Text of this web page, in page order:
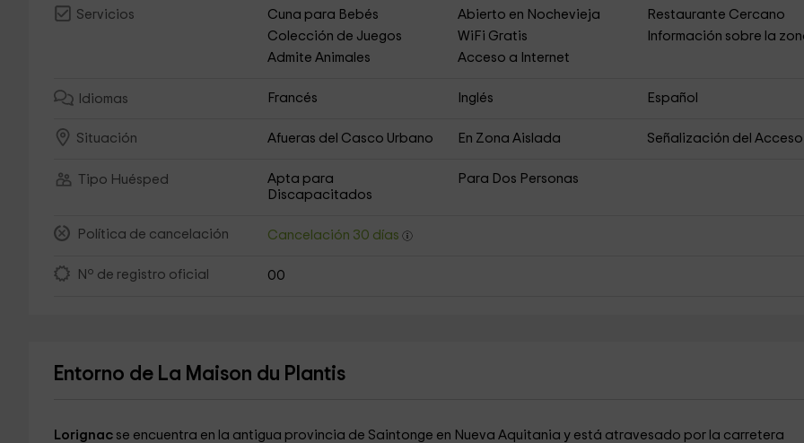
Servicios Cuna para Bebés Abierto en Nochevieja
Restaurante Cercano
Colección de Juegos
WiFi Gratis
Información sobre la
Admite Animales
Acceso a Internet
Idiomas Francés Inglés Español
Situación Afueras del Casco Urbano En Zona Aislada Señalización del Acceso
Tipo Huésped
Apta para
Discapacitados
Para Dos Personas
Política de cancelación Cancelación 30 días
Nº de registro oficial 00
Entorno de La Maison du Plantis
Lorignac se encuentra en la antigua provincia de Saintonge en Nueva Aquitania y está atravesado por la carretera